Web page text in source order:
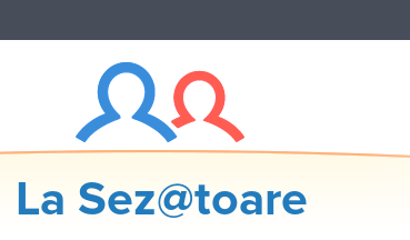
La Sez@toare